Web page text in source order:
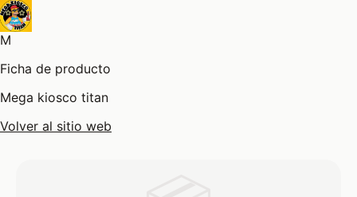
M
Ficha de producto
Mega kiosco titan
Volver al sitio web